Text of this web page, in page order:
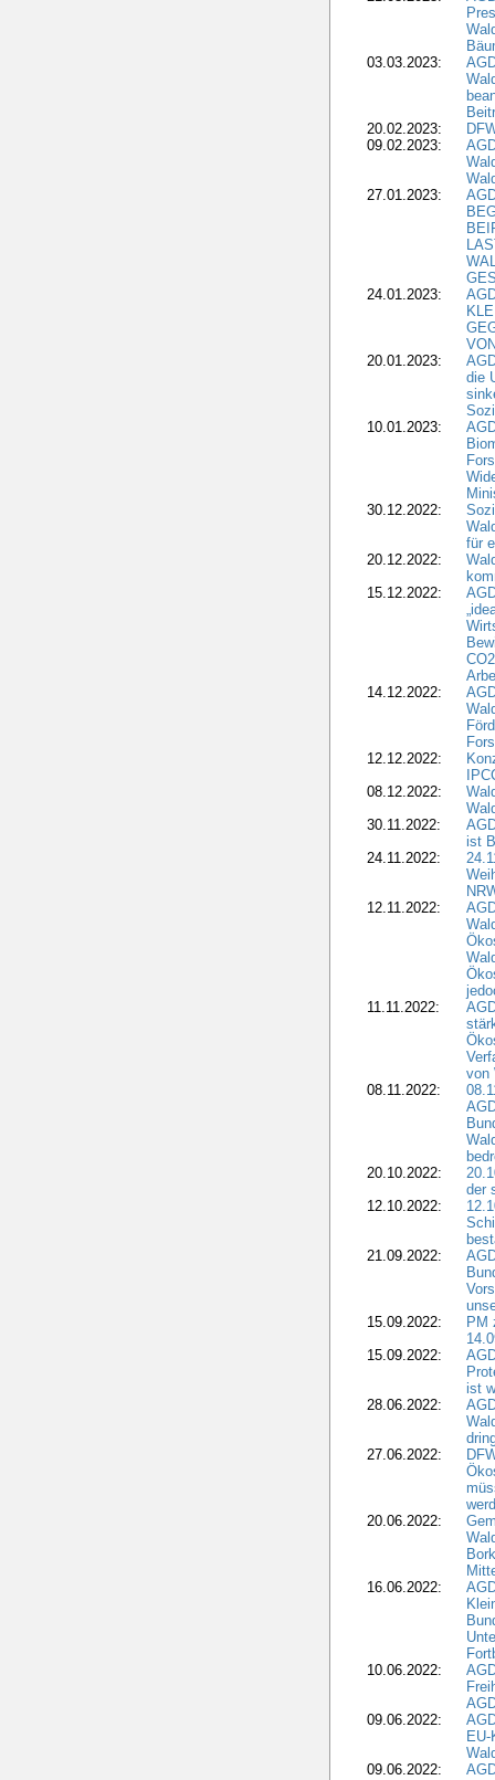
03.03.2023:
20.02.2023:
09.02.2023:
27.01.2023:
24.01.2023:
20.01.2023:
die
10.01.2023:
30.12.2022:
für
20.12.2022:
15.12.2022:
14.12.2022:
12.12.2022:
08.12.2022:
30.11.2022:
ist
24.11.2022:
12.11.2022:
11.11.2022:
von
08.11.2022:
20.10.2022:
der
12.10.2022:
21.09.2022:
15.09.2022:
PM
15.09.2022:
ist
28.06.2022:
27.06.2022:
20.06.2022:
16.06.2022:
10.06.2022:
09.06.2022:
09.06.2022: